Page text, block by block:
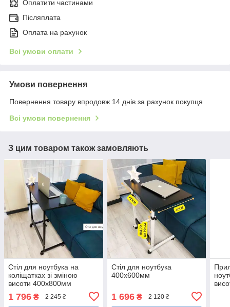
Оплатити частинами
Післяплата
Оплата на рахунок
Всі умови оплати
Умови повернення
Повернення товару впродовж 14 днів за рахунок покупця
Всі умови повернення
З цим товаром також замовляють
Стіл для ноутбука на
коліщатках зі зміною
висоти 400х800мм
1 796 ₴ 2 245 ₴
Стіл для ноутбука
400х600мм
1 696₴ 2 120 ₴